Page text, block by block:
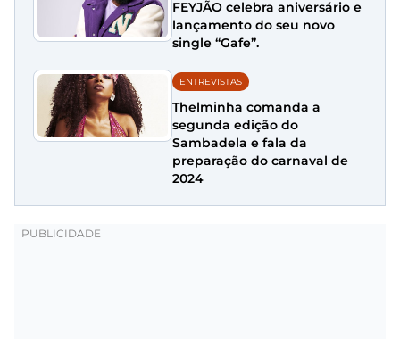
FEYJÃO celebra aniversário e
lançamento do seu novo
single “Gafe”.
ENTREVISTAS
Thelminha comanda a
segunda edição do
Sambadela e fala da
preparação do carnaval de
2024